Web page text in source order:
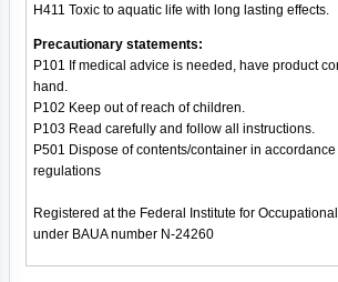
H411 Toxic to aquatic life with long lasting effects.
Precautionary statements:
P101 If medical advice is needed, have product
hand.
P102 Keep out of reach of children.
P103 Read carefully and follow all instructions.
P501 Dispose of contents/container in
regulations
Registered at the Federal Institute for
under BAUA number N-24260